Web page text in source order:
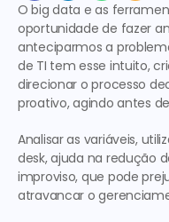
O big data e as
oportunidade de fazer
anteciparmos a
de TI tem esse intuito,
direcionar o processo
proativo, agindo antes
Analisar as variáveis,
desk, ajuda na redução
improviso, que pode
atravancar o